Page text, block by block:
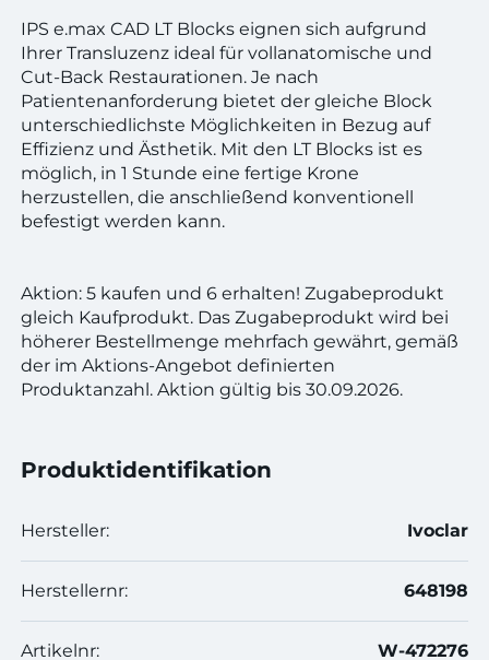
IPS e.max CAD LT Blocks eignen sich aufgrund
Ihrer Transluzenz ideal für vollanatomische und
Cut-Back Restaurationen. Je nach
Patientenanforderung bietet der gleiche Block
unterschiedlichste Möglichkeiten in Bezug auf
Effizienz und Ästhetik. Mit den LT Blocks ist es
möglich, in 1 Stunde eine fertige Krone
herzustellen, die anschließend konventionell
befestigt werden kann.
Aktion: 5 kaufen und 6 erhalten! Zugabeprodukt
gleich Kaufprodukt. Das Zugabeprodukt wird bei
höherer Bestellmenge mehrfach gewährt, gemäß
der im Aktions-Angebot definierten
Produktanzahl. Aktion gültig bis 30.09.2026.
Produktidentifikation
Hersteller: Ivoclar
Herstellernr: 648198
Artikelnr: W-472276